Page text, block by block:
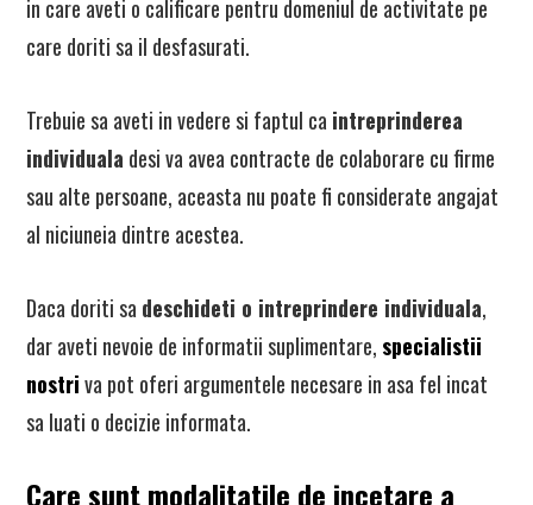
in care aveti o calificare pentru domeniul de activitate pe
care doriti sa il desfasurati.
Trebuie sa aveti in vedere si faptul ca intreprinderea
individuala desi va avea contracte de colaborare cu firme
sau alte persoane, aceasta nu poate fi considerate angajat
al niciuneia dintre acestea.
Daca doriti sa deschideti o intreprindere individuala,
dar aveti nevoie de informatii suplimentare, specialistii
nostriva pot oferi argumentele necesare in asa fel incat
sa luati o decizie informata.
Care sunt modalitatile de incetare a